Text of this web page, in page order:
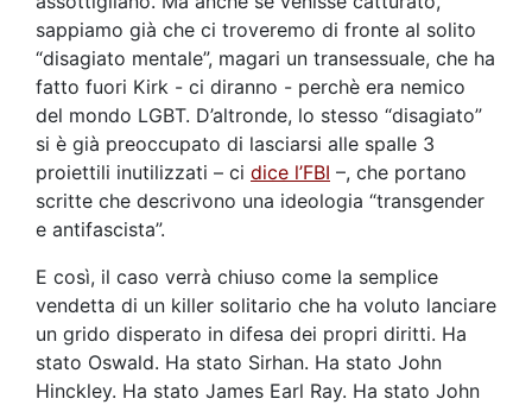
sappiamo già che ci troveremo di fronte al solito
“disagiato mentale”, magari un transessuale, che ha
fatto fuori Kirk - ci diranno - perchè era nemico
del mondo LGBT. D’altronde, lo stesso “disagiato”
si è già preoccupato di lasciarsi alle spalle 3
proiettili inutilizzati – ci dice l’FBI –, che portano
scritte che descrivono una ideologia “transgender
e antifascista”.
E così, il caso verrà chiuso come la semplice
vendetta di un killer solitario che ha voluto lanciare
un grido disperato in difesa dei propri diritti. Ha
stato Oswald. Ha stato Sirhan. Ha stato John
Hinckley. Ha stato James Earl Ray. Ha stato John